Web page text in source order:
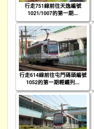
行走751線前往天逸編號
1021/1007的第一期...
行走614線前往屯門碼頭編號
1052的第一期輕鐵列...